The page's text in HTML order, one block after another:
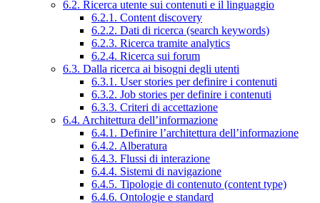
6.2. Ricerca utente sui contenuti e il linguaggio
6.2.1. Content discovery
6.2.2. Dati di ricerca (search keywords)
6.2.3. Ricerca tramite analytics
6.2.4. Ricerca sui forum
6.3. Dalla ricerca ai bisogni degli utenti
6.3.1. User stories per definire i contenuti
6.3.2. Job stories per definire i contenuti
6.3.3. Criteri di accettazione
6.4. Architettura dell’informazione
6.4.1. Definire l’architettura dell’informazione
6.4.2. Alberatura
6.4.3. Flussi di interazione
6.4.4. Sistemi di navigazione
6.4.5. Tipologie di contenuto (content type)
6.4.6. Ontologie e standard